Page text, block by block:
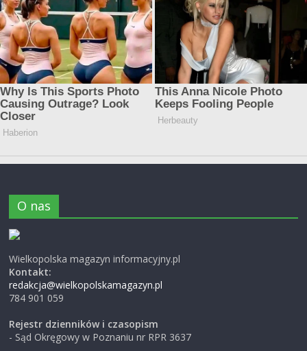
O nas
Wielkopolska magazyn informacyjny.pl
Kontakt:
redakcja@wielkopolskamagazyn.pl
784 901 059
Rejestr dzienników i czasopism
- Sąd Okręgowy w Poznaniu nr RPR 3637